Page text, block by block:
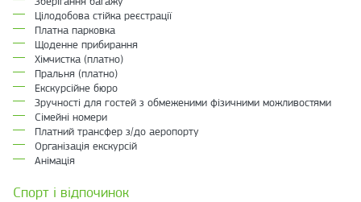
Цілодобова стійка реєстрації
Платна парковка
Щоденне прибирання
Хімчистка (платно)
Пральня (платно)
Екскурсійне бюро
Зручності для гостей з обмеженими фізичними можливостями
Сімейні номери
Платний трансфер з/до аеропорту
Організація екскурсій
Анімація
Спорт і відпочинок